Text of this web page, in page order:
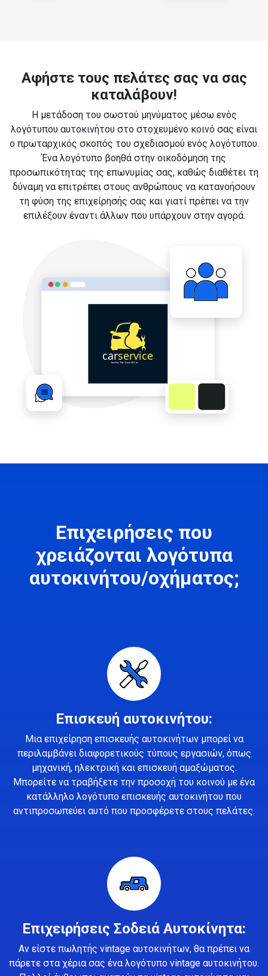
Αφήστε τους πελάτες σας να σας
καταλάβουν!
Η μετάδοση του σωστού μηνύματος μέσω ενός
λογότυπου αυτοκινήτου στο στοχευμένο κοινό σας είναι
ο πρωταρχικός σκοπός του σχεδιασμού ενός λογότυπου.
Ένα λογότυπο βοηθά στην οικοδόμηση της
προσωπικότητας της επωνυμίας σας, καθώς διαθέτει τη
δύναμη να επιτρέπει στους ανθρώπους να κατανοήσουν
τη φύση της επιχείρησής σας και γιατί πρέπει να την
επιλέξουν έναντι άλλων που υπάρχουν στην αγορά.
Επιχειρήσεις που
χρειάζονται λογότυπα
αυτοκινήτου/οχήματος;
Επισκευή αυτοκινήτου:
Μια επιχείρηση επισκευής αυτοκινήτων μπορεί να
περιλαμβάνει διαφορετικούς τύπους εργασιών, όπως
μηχανική, ηλεκτρική και επισκευή αμαξώματος.
Μπορείτε να τραβήξετε την προσοχή του κοινού με ένα
κατάλληλο λογότυπο επισκευής αυτοκινήτου που
αντιπροσωπεύει αυτό που προσφέρετε στους πελάτες.
Επιχειρήσεις Σοδειά Αυτοκίνητα:
Αν είστε πωλητής vintage αυτοκινήτων, θα πρέπει να
πάρετε στα χέρια σας ένα λογότυπο vintage αυτοκινήτου.